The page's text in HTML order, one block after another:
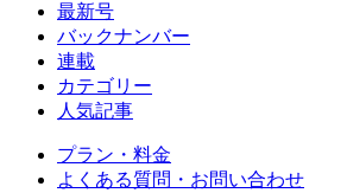
最新号
バックナンバー
連載
カテゴリー
人気記事
プラン・料金
よくある質問・お問い合わせ